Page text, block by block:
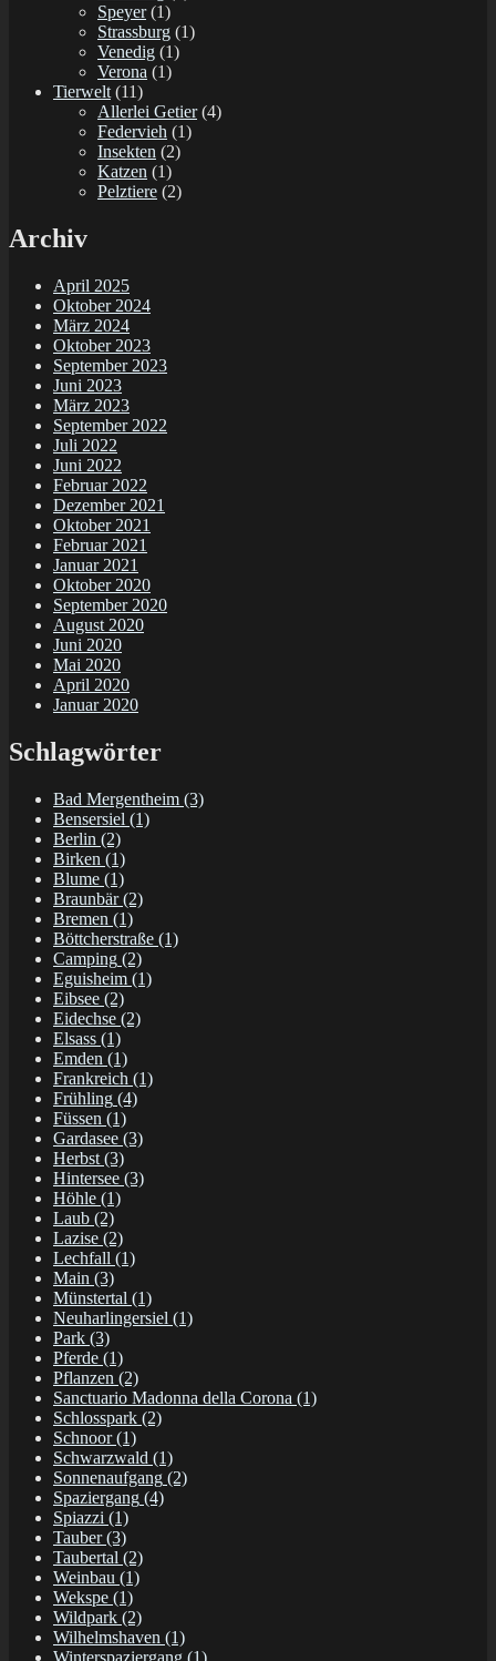
Speyer(1)
Strassburg (1)
Venedig (1)
Verona (1)
Tierwelt(11)
Allerlei Getier(4)
Federvieh (1)
Insekten (2)
Katzen (1)
Pelztiere (2)
Archiv
April 2025
Oktober 2024
März 2024
Oktober 2023
September 2023
Juni 2023
März 2023
September 2022
Juli 2022
Juni 2022
Februar 2022
Dezember 2021
Oktober 2021
Februar 2021
Januar 2021
Oktober 2020
September 2020
August 2020
Juni 2020
Mai 2020
April 2020
Januar 2020
Schlagwörter
Bad Mergentheim (3)
Bensersiel (1)
Berlin (2)
Birken (1)
Blume (1)
Braunbär(2)
Bremen (1)
Böttcherstraße (1)
Camping (2)
Eguisheim (1)
Eibsee (2)
Eidechse (2)
Elsass (1)
Emden (1)
Frankreich (1)
Frühling (4)
Füssen (1)
Gardasee (3)
Herbst (3)
Hintersee (3)
Höhle (1)
Laub (2)
Lazise (2)
Lechfall (1)
Main (3)
Münstertal (1)
Neuharlingersiel (1)
Park (3)
Pferde (1)
Pflanzen (2)
Sanctuario Madonna della Corona (1)
Schlosspark (2)
Schnoor(1)
Schwarzwald (1)
Sonnenaufgang (2)
Spaziergang (4)
Spiazzi (1)
Tauber(3)
Taubertal (2)
Weinbau (1)
Wekspe (1)
Wildpark (2)
Wilhelmshaven (1)
Winterspaziergang (1)